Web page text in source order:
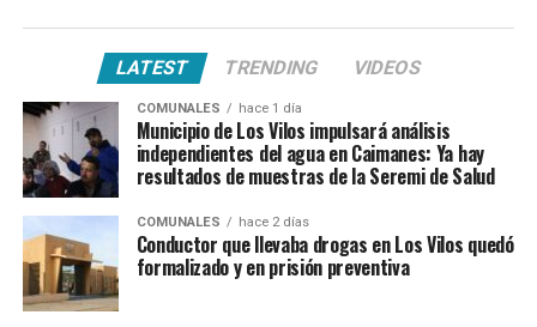
LATEST TRENDING VIDEOS
COMUNALES hace 1 día
Municipio de Los Vilos impulsará análisis
independientes del agua en Caimanes: Ya hay
resultados de muestras de la Seremi de Salud
COMUNALES hace 2 días
Conductor que llevaba drogas en Los Vilos quedó
formalizado y en prisión preventiva